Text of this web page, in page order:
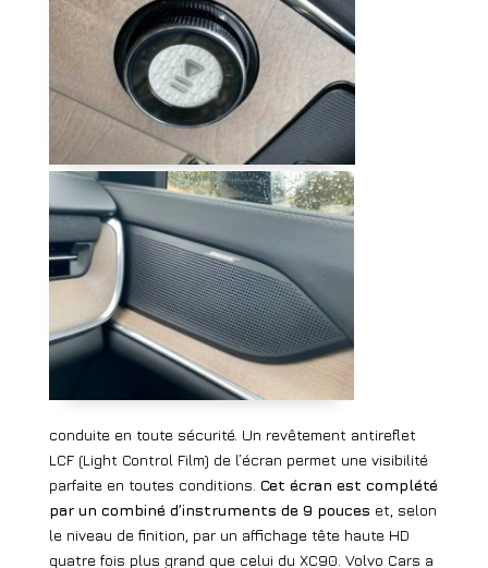
conduite en toute sécurité. Un revêtement antireflet
LCF (Light Control Film) de l’écran permet une visibilité
parfaite en toutes conditions. Cet écran est complété
par un combiné d’instruments de 9 pouces et, selon
le niveau de finition, par un affichage tête haute HD
quatre fois plus grand que celui du XC90. Volvo Cars a